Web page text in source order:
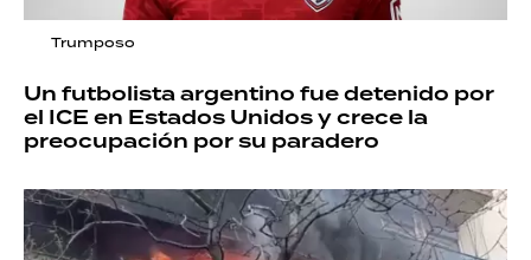
Trumposo
Un futbolista argentino fue detenido por
el ICE en Estados Unidos y crece la
preocupación por su paradero